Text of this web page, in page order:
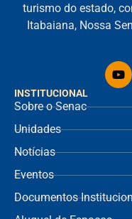
INSTITUCIONAL
Sobre o Senac
Unidades
Notícias
Eventos
Documentos
turismo do estado,
Itabaiana, Nossa